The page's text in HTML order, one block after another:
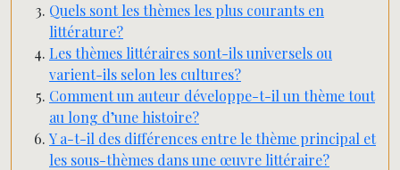
Quels sont les thèmes les plus courants en
littérature?
Les thèmes littéraires sont-ils universels ou
varient-ils selon les cultures?
Comment un auteur développe-t-il un thème tout
au long d’une histoire?
Y a-t-il des différences entre le thème principal et
les sous-thèmes dans une œuvre littéraire?